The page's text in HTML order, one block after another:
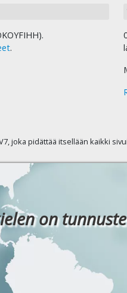
.
joka pidättää itsellään kaikki
on